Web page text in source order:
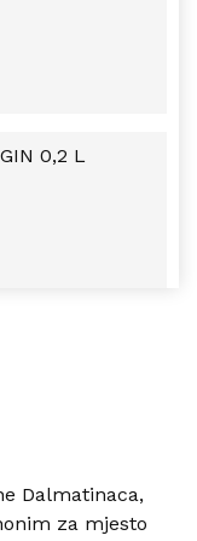
0,2 L
Dalmatinaca,
za mjesto